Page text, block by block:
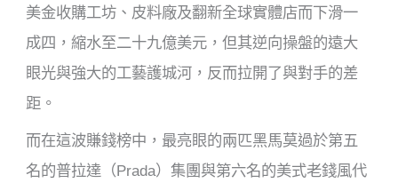
美金收購工坊、皮料廠及翻新全球實體店而下滑一
成四，縮水至二十九億美元，但其逆向操盤的遠大
眼光與強大的工藝護城河，反而拉開了與對手的差
距。
而在這波賺錢榜中，最亮眼的兩匹黑馬莫過於第五
名的普拉達（Prada）集團與第六名的美式老錢風代